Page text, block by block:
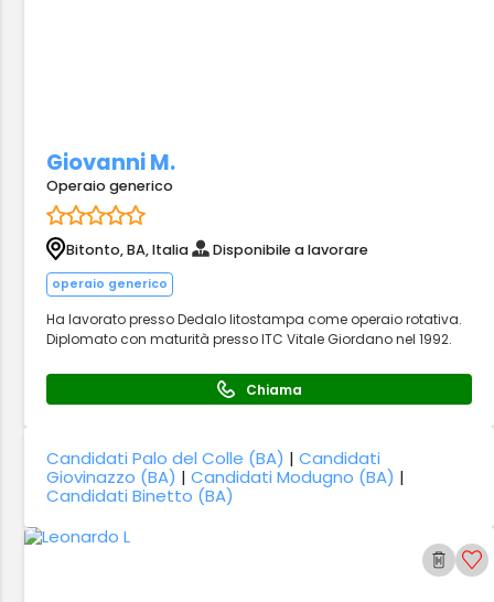
Giovanni M.
Operaio generico
Bitonto, BA, Italia Disponibile a lavorare
operaio generico
Ha lavorato presso Dedalo litostampa come operaio rotativa.
Diplomato con maturità presso ITC Vitale Giordano nel 1992.
Chiama
Candidati Palo del Colle (BA) |Candidati
Giovinazzo (BA) |Candidati Modugno (BA) |
Candidati Binetto (BA)